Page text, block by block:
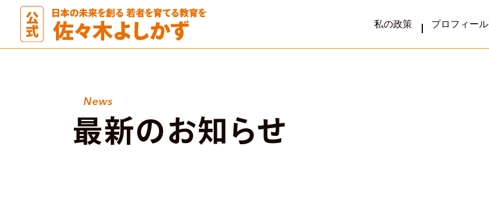
私の政策 プロフィール
News
最新のお知らせ